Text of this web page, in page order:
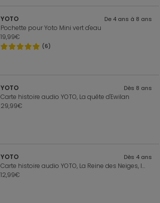
YOTO De 4 ans à 8 ans
Pochette pour Yoto Mini vert d'eau
19,99€
(6)
YOTO Dès 8 ans
Carte histoire audio YOTO, La quête d'Ewilan
29,99€
YOTO Dès 4 ans
Carte histoire audio YOTO, La Reine des Neiges, les forces de la nature
12,99€